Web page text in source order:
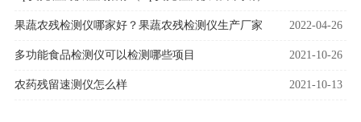
果蔬农残检测仪哪家好？果蔬农残检测仪生产厂家 2022-04-26
多功能食品检测仪可以检测哪些项目 2021-10-26
农药残留速测仪怎么样 2021-10-13